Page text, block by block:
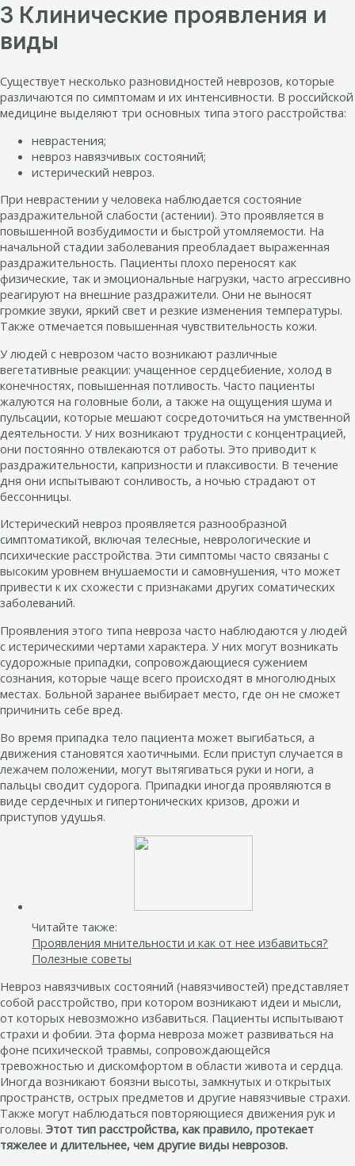
3 Клинические проявления и
виды
Существует несколько разновидностей неврозов, которые
различаются по симптомам и их интенсивности. В российской
медицине выделяют три основных типа этого расстройства:
неврастения;
невроз навязчивых состояний;
истерический невроз.
При неврастении у человека наблюдается состояние
раздражительной слабости (астении). Это проявляется в
повышенной возбудимости и быстрой утомляемости. На
начальной стадии заболевания преобладает выраженная
раздражительность. Пациенты плохо переносят как
физические, так и эмоциональные нагрузки, часто агрессивно
реагируют на внешние раздражители. Они не выносят
громкие звуки, яркий свет и резкие изменения температуры.
Также отмечается повышенная чувствительность кожи.
У людей с неврозом часто возникают различные
вегетативные реакции: учащенное сердцебиение, холод в
конечностях, повышенная потливость. Часто пациенты
жалуются на головные боли, а также на ощущения шума и
пульсации, которые мешают сосредоточиться на умственной
деятельности. У них возникают трудности с концентрацией,
они постоянно отвлекаются от работы. Это приводит к
раздражительности, капризности и плаксивости. В течение
дня они испытывают сонливость, а ночью страдают от
бессонницы.
Истерический невроз проявляется разнообразной
симптоматикой, включая телесные, неврологические и
психические расстройства. Эти симптомы часто связаны с
высоким уровнем внушаемости и самовнушения, что может
привести к их схожести с признаками других соматических
заболеваний.
Проявления этого типа невроза часто наблюдаются у людей
с истерическими чертами характера. У них могут возникать
судорожные припадки, сопровождающиеся сужением
сознания, которые чаще всего происходят в многолюдных
местах. Больной заранее выбирает место, где он не сможет
причинить себе вред.
Во время припадка тело пациента может выгибаться, а
движения становятся хаотичными. Если приступ случается в
лежачем положении, могут вытягиваться руки и ноги, а
пальцы сводит судорога. Припадки иногда проявляются в
виде сердечных и гипертонических кризов, дрожи и
приступов удушья.
Читайте также:
Проявления мнительности и как от нее избавиться?
Полезные советы
Невроз навязчивых состояний (навязчивостей) представляет
собой расстройство, при котором возникают идеи и мысли,
от которых невозможно избавиться. Пациенты испытывают
страхи и фобии. Эта форма невроза может развиваться на
фоне психической травмы, сопровождающейся
тревожностью и дискомфортом в области живота и сердца.
Иногда возникают боязни высоты, замкнутых и открытых
пространств, острых предметов и другие навязчивые страхи.
Также могут наблюдаться повторяющиеся движения рук и
головы. Этот тип расстройства, как правило, протекает
тяжелее и длительнее, чем другие виды неврозов.